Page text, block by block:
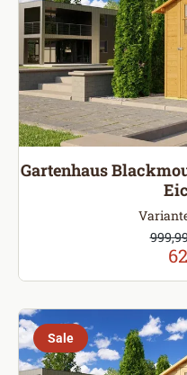
Gartenhaus
Sale